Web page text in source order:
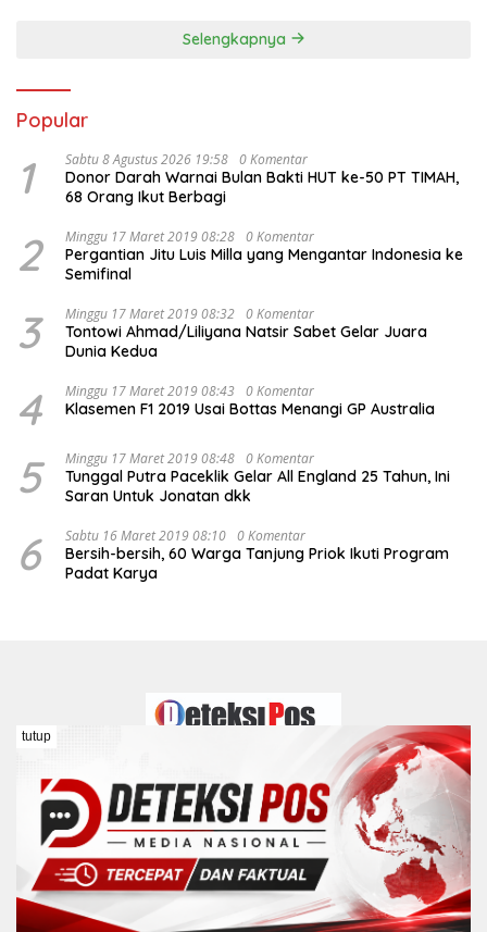
Selengkapnya
Popular
1 Sabtu 8 Agustus 2026 19:58 0 Komentar
Donor Darah Warnai Bulan Bakti HUT ke-50 PT TIMAH,
68 Orang Ikut Berbagi
2 Minggu 17 Maret 2019 08:28 0 Komentar
Pergantian Jitu Luis Milla yang Mengantar Indonesia ke
Semifinal
3 Minggu 17 Maret 2019 08:32 0 Komentar
Tontowi Ahmad/Liliyana Natsir Sabet Gelar Juara
Dunia Kedua
4 Minggu 17 Maret 2019 08:43 0 Komentar
Klasemen F1 2019 Usai Bottas Menangi GP Australia
5 Minggu 17 Maret 2019 08:48 0 Komentar
Tunggal Putra Paceklik Gelar All England 25 Tahun, Ini
Saran Untuk Jonatan dkk
6 Sabtu 16 Maret 2019 08:10 0 Komentar
Bersih-bersih, 60 Warga Tanjung Priok Ikuti Program
Padat Karya
Redaksi Kontak Pedoman Media Siber
Disclaimer
Kebijakan Peraturan Dewan Pers
COPYRIGHT © DETEKSIPOS 2026 Hak Cipta Dilindungi Undang-
Undang
tutup